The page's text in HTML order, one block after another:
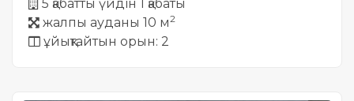
5 қабатты үйдін 1 қабаты
жалпы ауданы 10 м2
ұйықтайтын орын: 2